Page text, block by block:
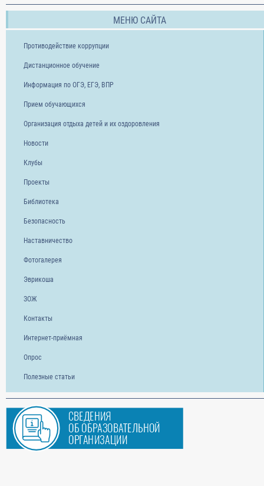
МЕНЮ САЙТА
Противодействие коррупции
Дистанционное обучение
Информация по ОГЭ, ЕГЭ, ВПР
Прием обучающихся
Организация отдыха детей и их оздоровления
Новости
Клубы
Проекты
Библиотека
Безопасность
Наставничество
Фотогалерея
Эврикоша
ЗОЖ
Контакты
Интернет-приёмная
Опрос
Полезные статьи